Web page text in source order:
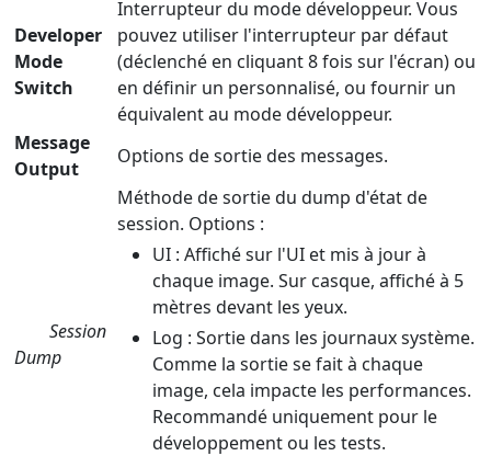
Developer
Mode
Switch
Interrupteur du mode développeur. Vous
pouvez utiliser l'interrupteur par défaut
(déclenché en cliquant 8 fois sur l'écran) ou
en définir un personnalisé, ou fournir un
équivalent au mode développeur.
Message
Output
Options de sortie des messages.
Session
Dump
Méthode de sortie du dump d'état de
session. Options :
UI : Affiché sur l'UI et mis à jour à
chaque image. Sur casque, affiché à 5
mètres devant les yeux.
Log : Sortie dans les journaux système.
Comme la sortie se fait à chaque
image, cela impacte les performances.
Recommandé uniquement pour le
développement ou les tests.